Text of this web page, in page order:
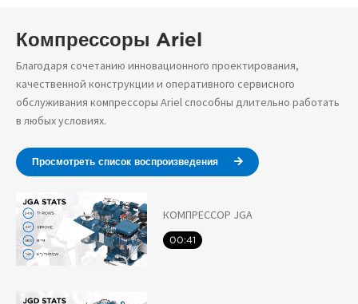
Компрессоры Ariel
Благодаря сочетанию инновационного проектирования,
качественной конструкции и оперативного сервисного
обслуживания компрессоры Ariel способны длительно работать
в любых условиях.
Просмотреть список воспроизведения
КОМПРЕССОР JGA
00:41